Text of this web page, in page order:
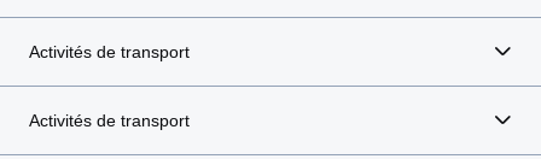
Activités de transport
Activités de transport